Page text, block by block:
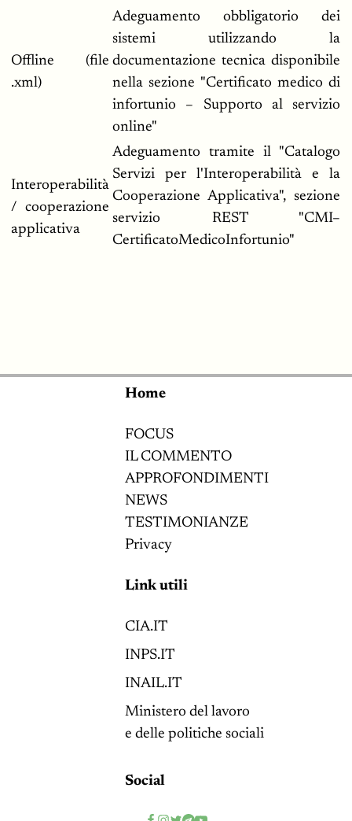
Offline (file
.xml)
Adeguamento obbligatorio dei
sistemi utilizzando la
documentazione tecnica disponibile
nella sezione "Certificato medico di
infortunio – Supporto al servizio
online"
Interoperabilità
/ cooperazione
applicativa
Adeguamento tramite il "Catalogo
Servizi per l'Interoperabilità e la
Cooperazione Applicativa", sezione
servizio REST "CMI–
CertificatoMedicoInfortunio"
Home
FOCUS
IL COMMENTO
APPROFONDIMENTI
NEWS
TESTIMONIANZE
Privacy
Link utili
CIA.IT
INPS.IT
INAIL.IT
Ministero del lavoro
e delle politiche sociali
Social